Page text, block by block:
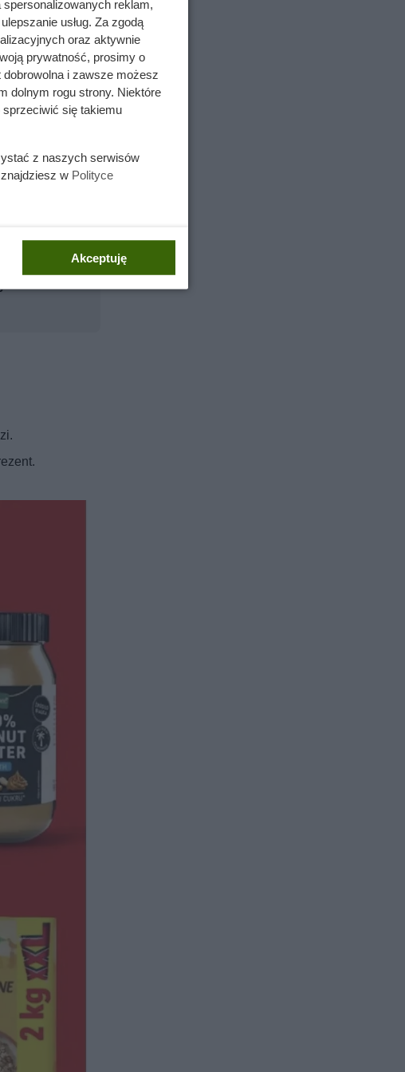
wsupercenie
znaczną
do
do
spersonalizowanych reklam,
usług. Za zgodą
oraz aktywnie
prywatność, prosimy o
dobrowolna i zawsze możesz
dolnym rogu strony. Niektóre
się takiemu
z naszych serwisów
w Polityce
Akceptuję